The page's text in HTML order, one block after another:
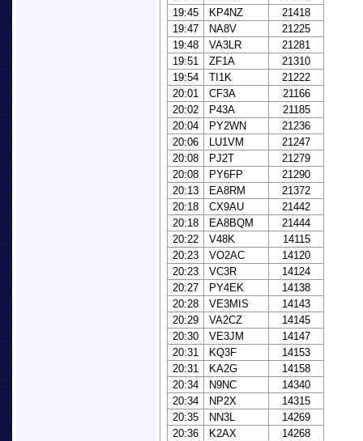
19:45
KP4NZ
21418
19:47
NA8V
21225
19:48
VA3LR
21281
19:51
ZF1A
21310
19:54
TI1K
21222
20:01
CF3A
21166
20:02
P43A
21185
20:04
PY2WN
21236
20:06
LU1VM
21247
20:08
PJ2T
21279
20:08
PY6FP
21290
20:13
EA8RM
21372
20:18
CX9AU
21442
20:18
EA8BQM
21444
20:22
V48K
14115
20:23
VO2AC
14120
20:23
VC3R
14124
20:27
PY4EK
14138
20:28
VE3MIS
14143
20:29
VA2CZ
14145
20:30
VE3JM
14147
20:31
KQ3F
14153
20:31
KA2G
14158
20:34
N9NC
14340
20:34
NP2X
14315
20:35
NN3L
14269
20:36
K2AX
14268